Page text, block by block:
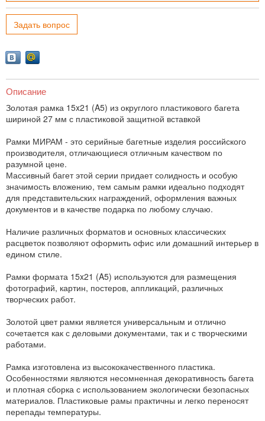
Задать вопрос
Описание
Золотая рамка 15x21 (A5) из округлого пластикового багета
шириной 27 мм с пластиковой защитной вставкой
Рамки МИРАМ - это серийные багетные изделия российского
производителя, отличающиеся отличным качеством по
разумной цене.
Массивный багет этой серии придает солидность и особую
значимость вложению, тем самым рамки идеально подходят
для представительских награждений, оформления важных
документов и в качестве подарка по любому случаю.
Наличие различных форматов и основных классических
расцветок позволяют оформить офис или домашний интерьер в
едином стиле.
Рамки формата 15x21 (A5) используются для размещения
фотографий, картин, постеров, аппликаций, различных
творческих работ.
Золотой цвет рамки является универсальным и отлично
сочетается как с деловыми документами, так и с творческими
работами.
Рамка изготовлена из высококачественного пластика.
Особенностями являются несомненная декоративность багета
и плотная сборка с использованием экологически безопасных
материалов. Пластиковые рамы практичны и легко переносят
перепады температуры.